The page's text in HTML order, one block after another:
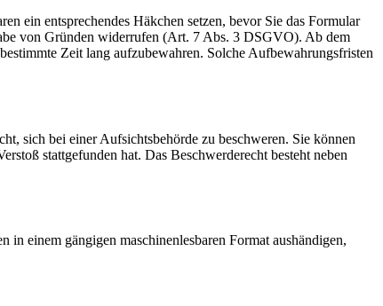
ein entsprechendes Häkchen setzen, bevor Sie das Formular
von Gründen widerrufen (Art. 7 Abs. 3 DSGVO). Ab dem
Zeit lang aufzubewahren. Solche Aufbewahrungsfristen
sich bei einer Aufsichtsbehörde zu beschweren. Sie können
stattgefunden hat. Das Beschwerderecht besteht neben
einem gängigen maschinenlesbaren Format aushändigen,